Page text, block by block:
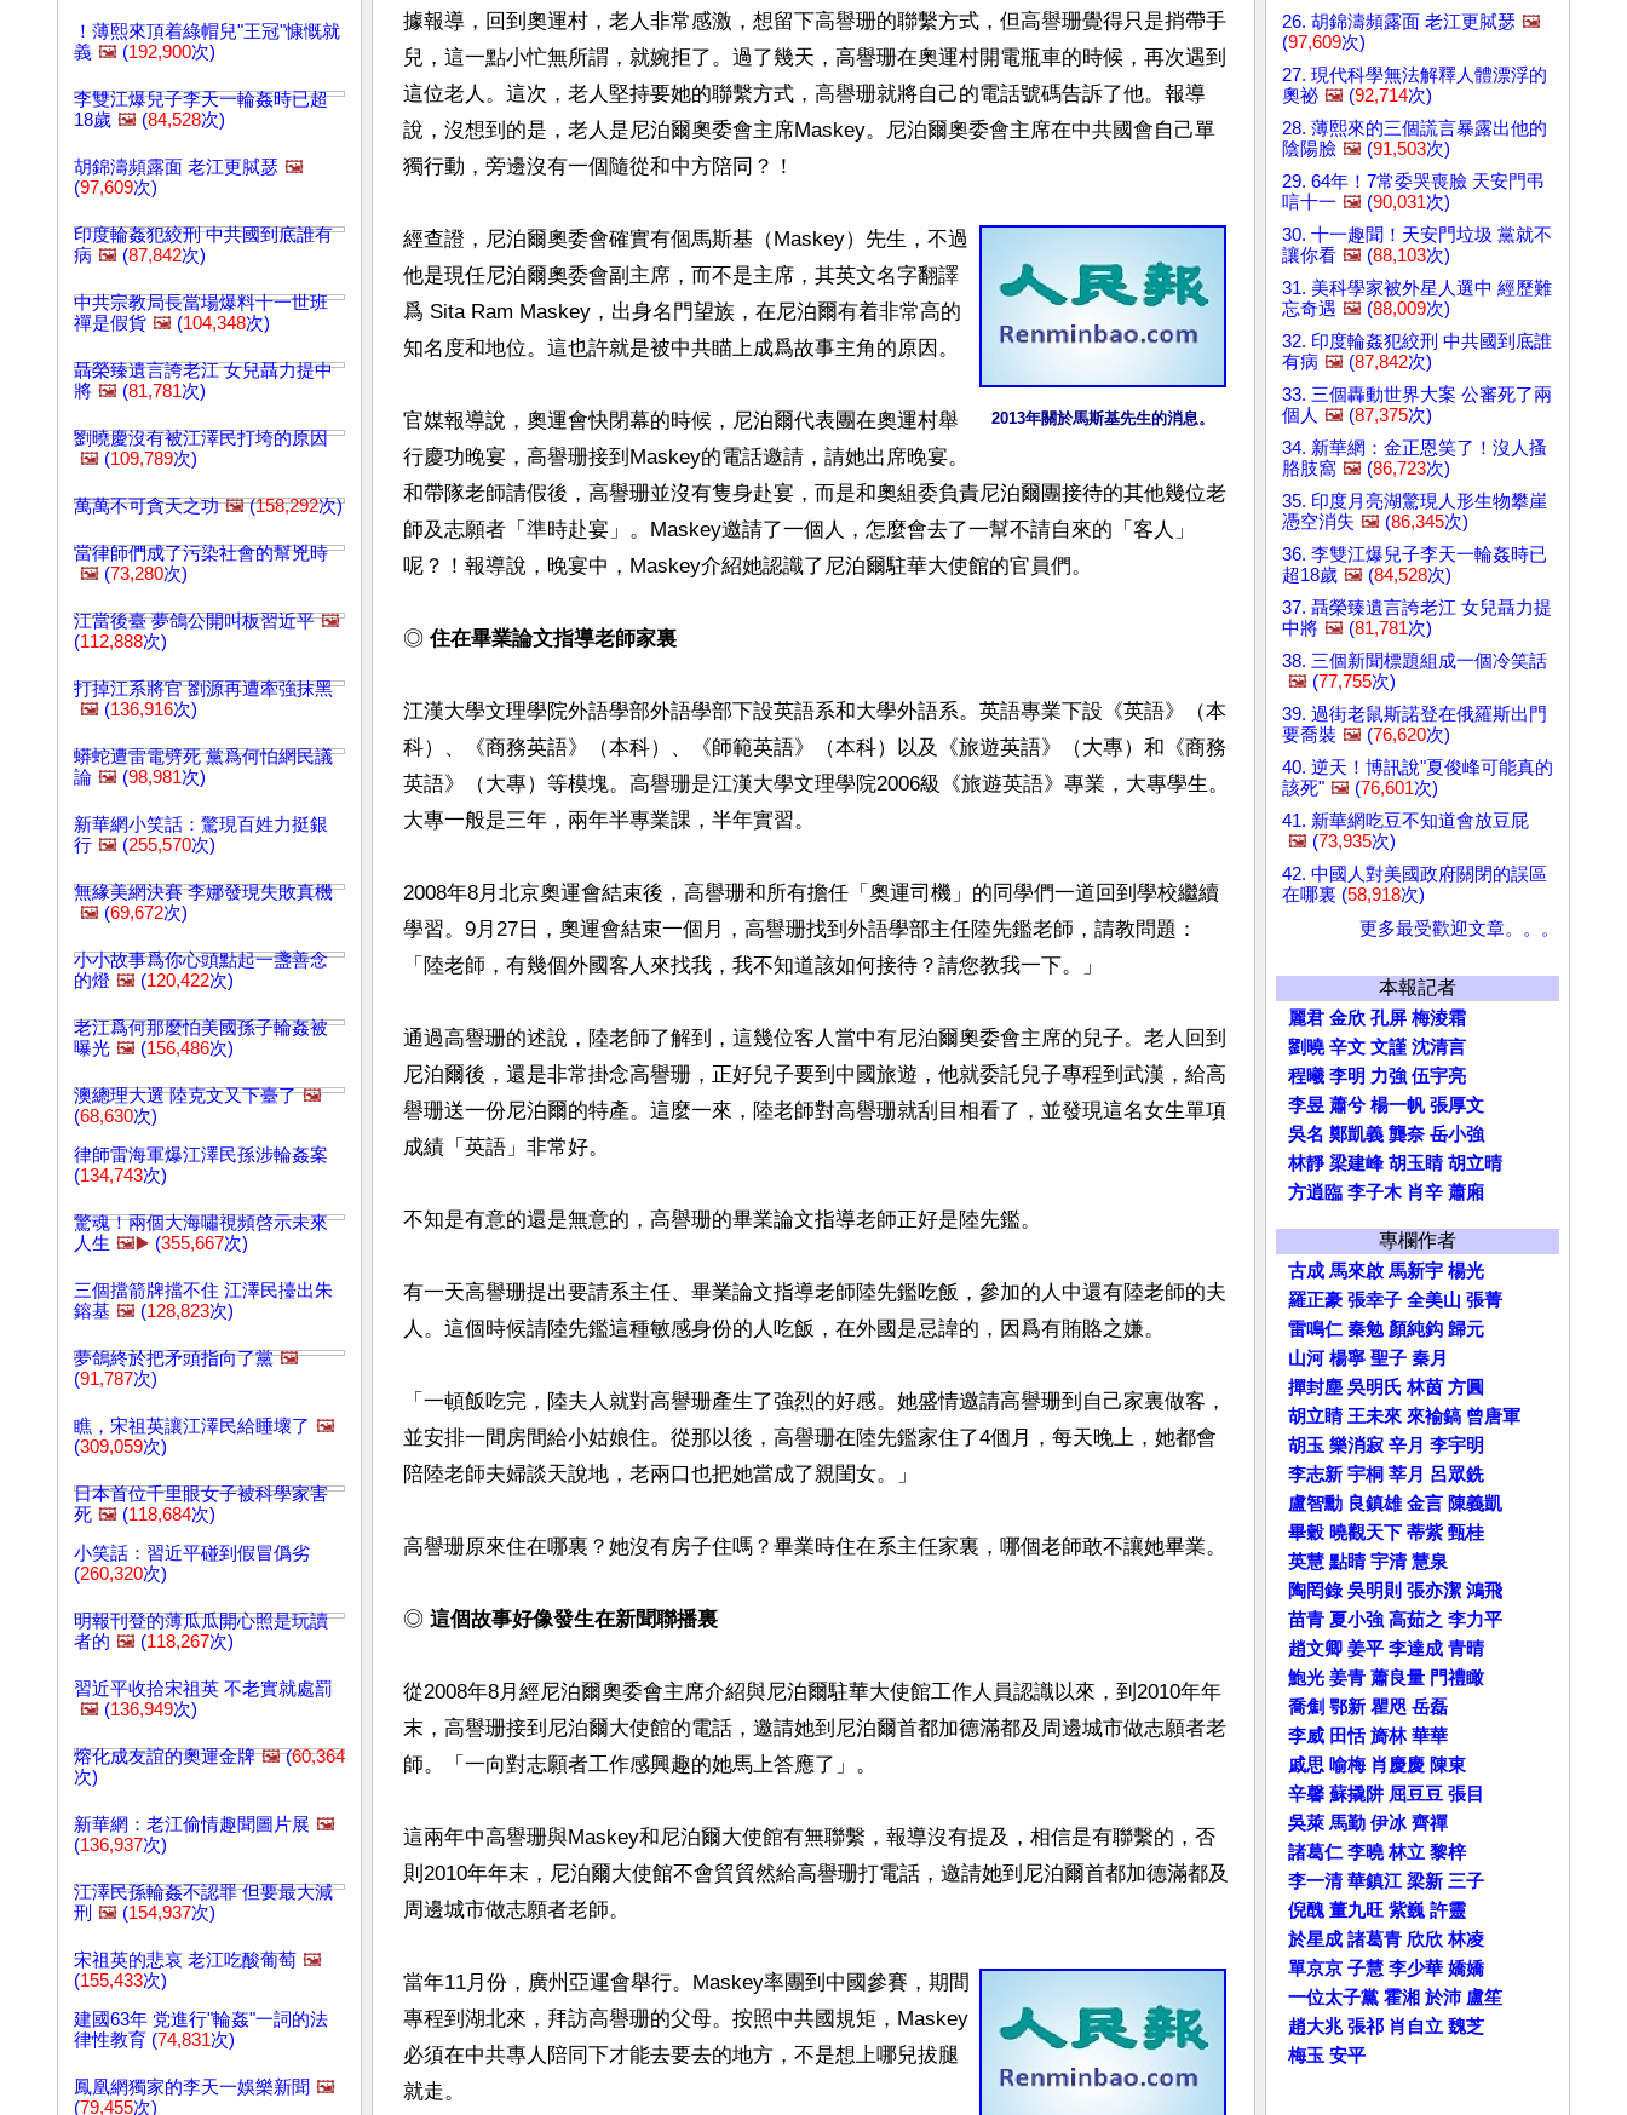
！薄熙來頂着綠帽兒"王冠"慷慨就
義 🖼️ (192,900次)
李雙江爆兒子李天一輪姦時已超
18歲 🖼️ (84,528次)
胡錦濤頻露面 老江更脦瑟 🖼️
(97,609次)
印度輪姦犯絞刑 中共國到底誰有
病 🖼️ (87,842次)
中共宗教局長當場爆料十一世班
禪是假貨 🖼️ (104,348次)
聶榮臻遺言誇老江 女兒聶力提中
將 🖼️ (81,781次)
劉曉慶沒有被江澤民打垮的原因
🖼️ (109,789次)
萬萬不可貪天之功 🖼️(158,292次)
當律師們成了污染社會的幫兇時
🖼️ (73,280次)
江當後臺 夢鴿公開叫板習近平 🖼️
(112,888次)
打掉江系將官 劉源再遭牽強抹黑
🖼️ (136,916次)
蟒蛇遭雷電劈死 黨爲何怕網民議
論 🖼️ (98,981次)
新華網小笑話：驚現百姓力挺銀
行 🖼️ (255,570次)
無緣美網決賽 李娜發現失敗真機
🖼️ (69,672次)
小小故事爲你心頭點起一盞善念
的燈 🖼️ (120,422次)
老江爲何那麼怕美國孫子輪姦被
曝光 🖼️ (156,486次)
澳總理大選 陸克文又下臺了 🖼️
(68,630次)
律師雷海軍爆江澤民孫涉輪姦案
(134,743次)
驚魂！兩個大海嘯視頻啓示未來
人生 🖼️▶️ (355,667次)
三個擋箭牌擋不住 江澤民擡出朱
鎔基 🖼️ (128,823次)
夢鴿終於把矛頭指向了黨 🖼️
(91,787次)
瞧，宋祖英讓江澤民給睡壞了 🖼️
(309,059次)
日本首位千里眼女子被科學家害
死 🖼️ (118,684次)
小笑話：習近平碰到假冒僞劣
(260,320次)
明報刊登的薄瓜瓜開心照是玩讀
者的 🖼️ (118,267次)
習近平收拾宋祖英 不老實就處罰
🖼️ (136,949次)
熔化成友誼的奧運金牌 🖼️(60,364
次)
新華網：老江偷情趣聞圖片展 🖼️
(136,937次)
江澤民孫輪姦不認罪 但要最大減
刑 🖼️ (154,937次)
宋祖英的悲哀 老江吃酸葡萄 🖼️
(155,433次)
建國63年 党進行"輪姦"一詞的法
律性教育 (74,831次)
鳳凰網獨家的李天一娛樂新聞 🖼️
(79,455次)
據報導，回到奧運村，老人非常感激，想留下高譽珊的聯繫方式，但高譽珊覺得只是捎帶手
兒，這一點小忙無所謂，就婉拒了。過了幾天，高譽珊在奧運村開電瓶車的時候，再次遇到
這位老人。這次，老人堅持要她的聯繫方式，高譽珊就將自己的電話號碼告訴了他。報導
說，沒想到的是，老人是尼泊爾奧委會主席Maskey。尼泊爾奧委會主席在中共國會自己單
獨行動，旁邊沒有一個隨從和中方陪同？！
2013年關於馬斯基先生的消息。
經查證，尼泊爾奧委會確實有個馬斯基（Maskey）先生，不過
他是現任尼泊爾奧委會副主席，而不是主席，其英文名字翻譯
爲 Sita Ram Maskey，出身名門望族，在尼泊爾有着非常高的
知名度和地位。這也許就是被中共瞄上成爲故事主角的原因。
官媒報導說，奧運會快閉幕的時候，尼泊爾代表團在奧運村舉
行慶功晚宴，高譽珊接到Maskey的電話邀請，請她出席晚宴。
和帶隊老師請假後，高譽珊並沒有隻身赴宴，而是和奧組委負責尼泊爾團接待的其他幾位老
師及志願者「準時赴宴」。Maskey邀請了一個人，怎麼會去了一幫不請自來的「客人」
呢？！報導說，晚宴中，Maskey介紹她認識了尼泊爾駐華大使館的官員們。
◎ 住在畢業論文指導老師家裏
江漢大學文理學院外語學部外語學部下設英語系和大學外語系。英語專業下設《英語》（本
科）、《商務英語》（本科）、《師範英語》（本科）以及《旅遊英語》（大專）和《商務
英語》（大專）等模塊。高譽珊是江漢大學文理學院2006級《旅遊英語》專業，大專學生。
大專一般是三年，兩年半專業課，半年實習。
2008年8月北京奧運會結束後，高譽珊和所有擔任「奧運司機」的同學們一道回到學校繼續
學習。9月27日，奧運會結束一個月，高譽珊找到外語學部主任陸先鑑老師，請教問題：
「陸老師，有幾個外國客人來找我，我不知道該如何接待？請您教我一下。」
通過高譽珊的述說，陸老師了解到，這幾位客人當中有尼泊爾奧委會主席的兒子。老人回到
尼泊爾後，還是非常掛念高譽珊，正好兒子要到中國旅遊，他就委託兒子專程到武漢，給高
譽珊送一份尼泊爾的特產。這麼一來，陸老師對高譽珊就刮目相看了，並發現這名女生單項
成績「英語」非常好。
不知是有意的還是無意的，高譽珊的畢業論文指導老師正好是陸先鑑。
有一天高譽珊提出要請系主任、畢業論文指導老師陸先鑑吃飯，參加的人中還有陸老師的夫
人。這個時候請陸先鑑這種敏感身份的人吃飯，在外國是忌諱的，因爲有賄賂之嫌。
「一頓飯吃完，陸夫人就對高譽珊產生了強烈的好感。她盛情邀請高譽珊到自己家裏做客，
並安排一間房間給小姑娘住。從那以後，高譽珊在陸先鑑家住了4個月，每天晚上，她都會
陪陸老師夫婦談天說地，老兩口也把她當成了親閨女。」
高譽珊原來住在哪裏？她沒有房子住嗎？畢業時住在系主任家裏，哪個老師敢不讓她畢業。
◎ 這個故事好像發生在新聞聯播裏
從2008年8月經尼泊爾奧委會主席介紹與尼泊爾駐華大使館工作人員認識以來，到2010年年
末，高譽珊接到尼泊爾大使館的電話，邀請她到尼泊爾首都加德滿都及周邊城市做志願者老
師。「一向對志願者工作感興趣的她馬上答應了」。
這兩年中高譽珊與Maskey和尼泊爾大使館有無聯繫，報導沒有提及，相信是有聯繫的，否
則2010年年末，尼泊爾大使館不會貿貿然給高譽珊打電話，邀請她到尼泊爾首都加德滿都及
周邊城市做志願者老師。
當年11月份，廣州亞運會舉行。Maskey率團到中國參賽，期間
專程到湖北來，拜訪高譽珊的父母。按照中共國規矩，Maskey
必須在中共專人陪同下才能去要去的地方，不是想上哪兒拔腿
就走。
26. 胡錦濤頻露面 老江更脦瑟 🖼️
(97,609次)
27. 現代科學無法解釋人體漂浮的
奧祕 🖼️ (92,714次)
28. 薄熙來的三個謊言暴露出他的
陰陽臉 🖼️ (91,503次)
29. 64年！7常委哭喪臉 天安門弔
唁十一 🖼️ (90,031次)
30. 十一趣聞！天安門垃圾 黨就不
讓你看 🖼️ (88,103次)
31. 美科學家被外星人選中 經歷難
忘奇遇 🖼️ (88,009次)
32. 印度輪姦犯絞刑 中共國到底誰
有病 🖼️ (87,842次)
33. 三個轟動世界大案 公審死了兩
個人 🖼️ (87,375次)
34. 新華網：金正恩笑了！沒人搔
胳肢窩 🖼️ (86,723次)
35. 印度月亮湖驚現人形生物攀崖
憑空消失 🖼️ (86,345次)
36. 李雙江爆兒子李天一輪姦時已
超18歲 🖼️ (84,528次)
37. 聶榮臻遺言誇老江 女兒聶力提
中將 🖼️ (81,781次)
38. 三個新聞標題組成一個冷笑話
🖼️ (77,755次)
39. 過街老鼠斯諾登在俄羅斯出門
要喬裝 🖼️ (76,620次)
40. 逆天！博訊說"夏俊峰可能真的
該死" 🖼️ (76,601次)
41. 新華網吃豆不知道會放豆屁
🖼️ (73,935次)
42. 中國人對美國政府關閉的誤區
在哪裏 (58,918次)
更多最受歡迎文章。。。
本報記者
麗君 金欣 孔屏 梅淩霜
劉曉 辛文 文謹 沈清言
程曦 李明 力強 伍宇亮
李昱 蕭兮 楊一帆 張厚文
吳名 鄭凱義 龔奈 岳小強
林靜 梁建峰 胡玉睛 胡立晴
方逍臨 李子木 肖辛 蕭廂
專欄作者
古成 馬來啟 馬新宇 楊光
羅正豪 張幸子 全美山 張菁
雷鳴仁 秦勉 顏純鈎 歸元
山河 楊寧 聖子 秦月
撣封塵 吳明氏 林茵 方圓
胡立睛 王未來 來褕鎬 曾唐軍
胡玉 樂消寂 辛月 李宇明
李志新 宇桐 莘月 呂眾銑
盧智勳 良鎮雄 金言 陳義凱
畢穀 曉觀天下 蒂紫 甄桂
英慧 點睛 宇清 慧泉
陶罔錄 吳明則 張亦潔 鴻飛
苗青 夏小強 高茹之 李力平
趙文卿 姜平 李達成 青晴
鮑光 姜青 蕭良量 門禮瞰
喬劁 鄂新 瞿咫 岳磊
李威 田恬 旖林 華華
戚思 喻梅 肖慶慶 陳東
辛馨 蘇撬阱 屈豆豆 張目
吳萊 馬勤 伊冰 齊禪
諸葛仁 李曉 林立 黎梓
李一清 華鎮江 梁新 三子
倪醜 董九旺 紫巍 許靈
於星成 諸葛青 欣欣 林凌
單京京 子慧 李少華 嬌嬌
一位太子黨 霍湘 於沛 盧笙
趙大兆 張祁 肖自立 魏芝
梅玉 安平